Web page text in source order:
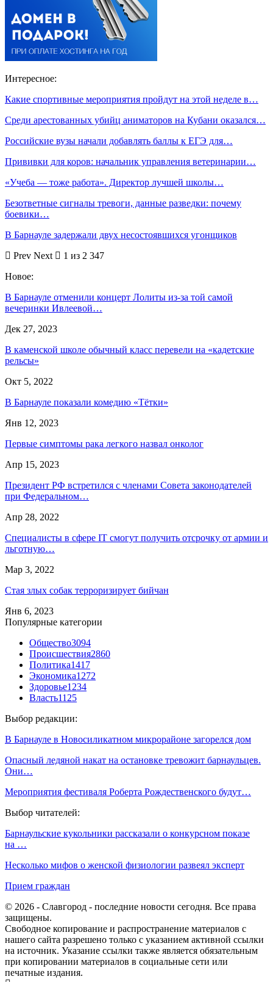
Интересное:
Какие спортивные мероприятия пройдут на этой неделе в…
Среди арестованных убийц аниматоров на Кубани оказался…
Российские вузы начали добавлять баллы к ЕГЭ для…
Прививки для коров: начальник управления ветеринарии…
«Учеба — тоже работа». Директор лучшей школы…
Безответные сигналы тревоги, данные разведки: почему
боевики…
В Барнауле задержали двух несостоявшихся угонщиков
Prev Next
1 из 2 347
Новое:
В Барнауле отменили концерт Лолиты из-за той самой
вечеринки Ивлеевой…
Дек 27, 2023
В каменской школе обычный класс перевели на «кадетские
рельсы»
Окт 5, 2022
В Барнауле показали комедию «Тётки»
Янв 12, 2023
Первые симптомы рака легкого назвал онколог
Апр 15, 2023
Президент РФ встретился с членами Совета законодателей
при Федеральном…
Апр 28, 2022
Специалисты в сфере IT смогут получить отсрочку от армии и
льготную…
Мар 3, 2022
Стая злых собак терроризирует бийчан
Янв 6, 2023
Популярные категории
Общество3094
Происшествия2860
Политика1417
Экономика1272
Здоровье1234
Власть1125
Выбор редакции:
В Барнауле в Новосиликатном микрорайоне загорелся дом
Опасный ледяной накат на остановке тревожит барнаульцев.
Они…
Мероприятия фестиваля Роберта Рождественского будут…
Выбор читателей:
Барнаульские кукольники рассказали о конкурсном показе
на …
Несколько мифов о женской физиологии развеял эксперт
Прием граждан
© 2026 - Славгород - последние новости сегодня. Все права
защищены.
Свободное копирование и распространение материалов с
нашего сайта разрешено только с указанием активной ссылки
на источник. Указание ссылки также является обязательным
при копировании материалов в социальные сети или
печатные издания.